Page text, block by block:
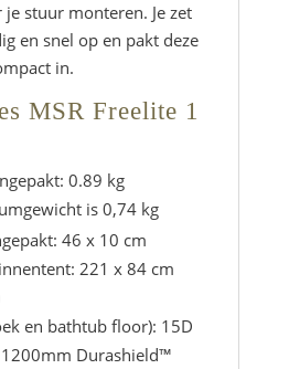
stuur monteren. Je zet
en snel op en pakt deze
in.
MSR Freelite 1
0.89 kg
is 0,74 kg
46 x 10 cm
221 x 84 cm
en bathtub floor): 15D
Durashield™